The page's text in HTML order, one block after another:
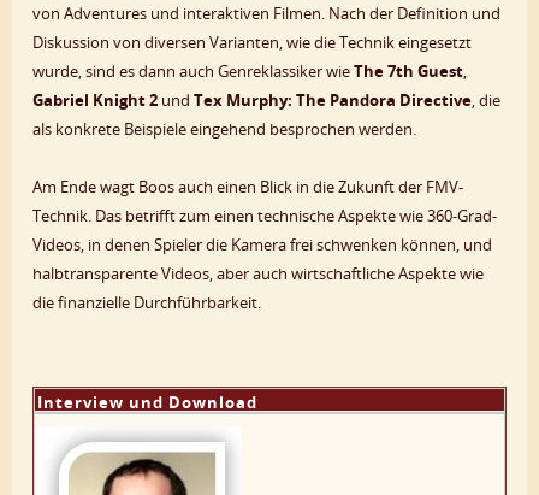
von Adventures und interaktiven Filmen. Nach der Definition und
Diskussion von diversen Varianten, wie die Technik eingesetzt
wurde, sind es dann auch Genreklassiker wieThe 7th Guest,
Gabriel Knight 2 undTex Murphy: The Pandora Directive, die
als konkrete Beispiele eingehend besprochen werden.
Am Ende wagt Boos auch einen Blick in die Zukunft der FMV-
Technik. Das betrifft zum einen technische Aspekte wie 360-Grad-
Videos, in denen Spieler die Kamera frei schwenken können, und
halbtransparente Videos, aber auch wirtschaftliche Aspekte wie
die finanzielle Durchführbarkeit.
Interview und Download